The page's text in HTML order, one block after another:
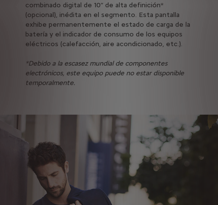
combinado digital de 10” de alta definición*
(opcional), inédita en el segmento. Esta pantalla
exhibe permanentemente el estado de carga de la
batería y el indicador de consumo de los equipos
eléctricos (calefacción, aire acondicionado, etc.).
*Debido a la escasez mundial de componentes
electrónicos, este equipo puede no estar disponible
temporalmente.